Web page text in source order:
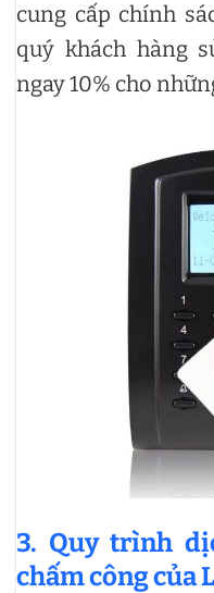
cung cấp chính
quý khách hàng
ngay 10% cho
3. Quy trình
chấm công của